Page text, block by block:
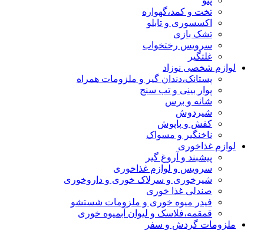
تخت و کمد،گهواره
اکسسوری و تابلو
تشک بازی
سرویس رختخواب
غلتگیر
لوازم شخصی نوزاد
پستانک،دندان گیر و ملزومات همراه
پوار بینی و تب سنج
شانه و برس
شیردوش
کفش و پاپوش
ناخنگیر و مسواک
لوازم غذاخوری
پیشبند و آروغ گیر
سرویس و لوازم غذاخوری
شیرخوری و سرلاک خوری و داروخوری
صندلی غذا خوری
فیدر میوه خوری و ملزومات شستشو
قمقمه،فلاسک و لیوان آبمیوه خوری
ملزومات گردش و سفر